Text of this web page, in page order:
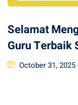
Selamat
Guru Terbaik
Posted
October 31, 2025